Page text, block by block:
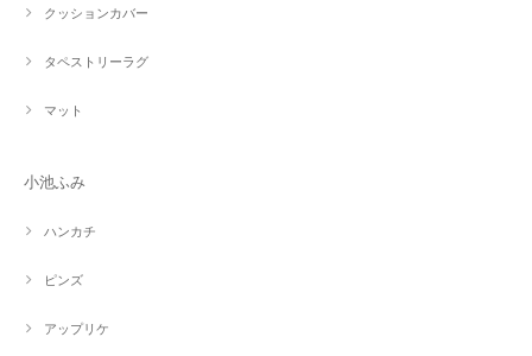
クッションカバー
タペストリーラグ
マット
小池ふみ
ハンカチ
ピンズ
アップリケ